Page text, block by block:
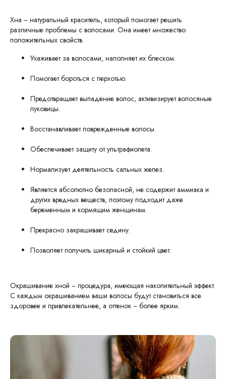
Хна − натуральный краситель, который помогает решить
различные проблемы с волосами. Она имеет множество
положительных свойств.
Ухаживает за волосами, наполняет их блеском.
Помогает бороться с перхотью.
Предотвращает выпадение волос, активизирует волосяные
луковицы.
Восстанавливает поврежденные волосы.
Обеспечивает защиту от ультрафиолета.
Нормализует деятельность сальных желез.
Является абсолютно безопасной, не содержит аммиака и
других вредных веществ, поэтому подходит даже
беременным и кормящим женщинам.
Прекрасно закрашивает седину.
Позволяет получить шикарный и стойкий цвет.
Окрашивание хной − процедура, имеющая накопительный эффект.
С каждым окрашиванием ваши волосы будут становиться все
здоровее и привлекательнее, а оттенок − более ярким.